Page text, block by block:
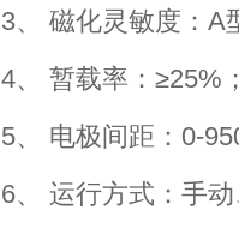
3、 磁化灵敏度：A
4、 暂载率：≥25%
5、 电极间距：0-
6、 运行方式：手